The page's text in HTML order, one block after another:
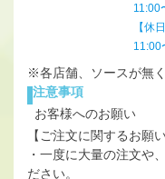
11:00
【休
11:00
※各店舗、ソースが無
注意事項
お客様へのお願い
【ご注文に関するお願い
・一度に大量の注文や
ださい。